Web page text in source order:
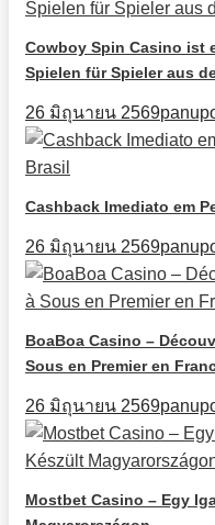
Cowboy Spin Casino ist
Spielen für Spieler aus
26 มิถุนายน 2569
Cashback Imediato em
26 มิถุนายน 2569
BoaBoa Casino –
Sous en Premier en
26 มิถุนายน 2569
Mostbet Casino – Egy